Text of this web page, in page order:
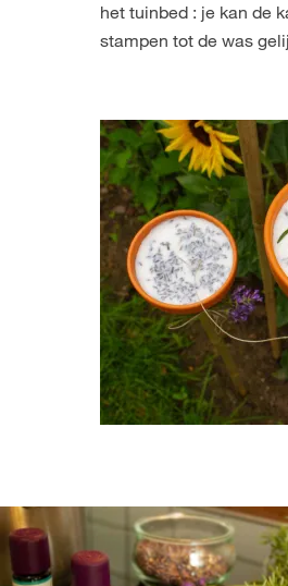
het tuinbed : je kan de
stampen tot de was